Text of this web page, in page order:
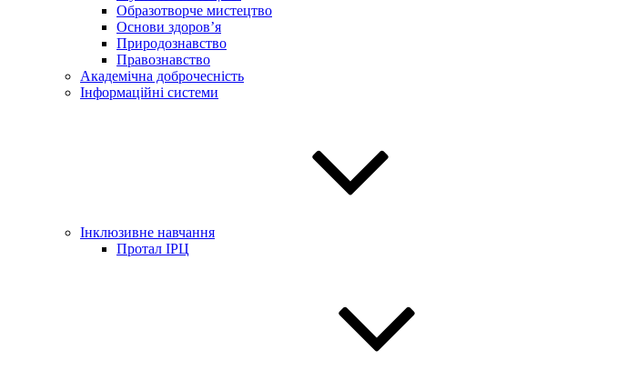
Образотворче мистецтво
Основи здоров’я
Природознавство
Правознавство
Академічна доброчесність
Інформаційні системи
Інклюзивне навчання
Протал ІРЦ